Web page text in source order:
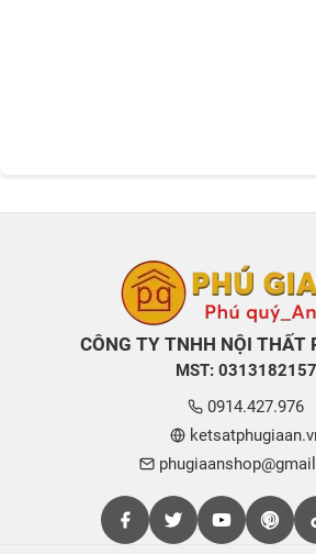
CÔNG TY TNHH NỘI THẤT
MST: 0313182157
0914.427.976